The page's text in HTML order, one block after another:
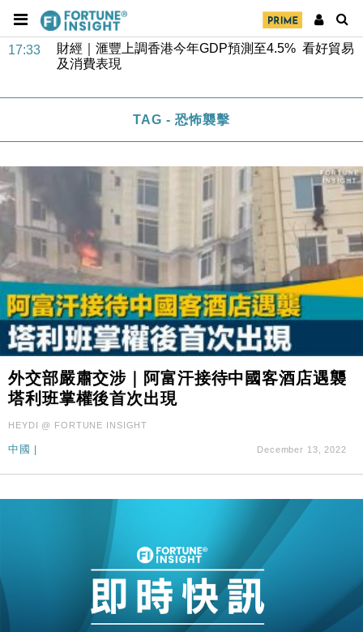
財經｜華僑銀行上半年淨利創新高 中期息增15%至
47仙
17:33
財經｜滙豐上調香港今年GDP預測至4.5% 看好貿易
及消費表現
財經｜日經失守6.5萬點後回穩 全周仍升近2%
15:47
財經｜恒隆10月換帥 玩具「反」斗城亞洲CEO蔡德
財經｜韓股反覆波動收跌 連挫7周創逾3年最長跌勢
13:44
財經｜內地7月美元計價出口增近24%勝預期 貿易順
差達1125億美元
12:44
財經｜日本春季三度入市撐日圓 4月單日斥6.28萬億
日圓干預創新高
11:12
國際｜特朗普料美伊戰事快結束 承認部分彈藥庫存緊
張
15:59
財經｜SA售股自救後再出手 斥4億美元押注未上市公
司
47仙
17:33
財經｜滙豐上調香港今年GDP預測至4.5% 看好貿易
16:47
財經｜日經失守6.5萬點後回穩 全周仍升近2%
財經｜恒隆10月換帥 玩具「反」斗城亞洲CEO蔡德
財經｜韓股反覆波動收跌 連挫7周創逾3年最長跌勢
TAG - 恐怖襲擊
外交部嚴肅交涉｜阿富汗接待中國客酒店遇襲
塔利班掌權後首次出現
HEYDI @ FORTUNE INSIGHT
中國 December 13, 2022